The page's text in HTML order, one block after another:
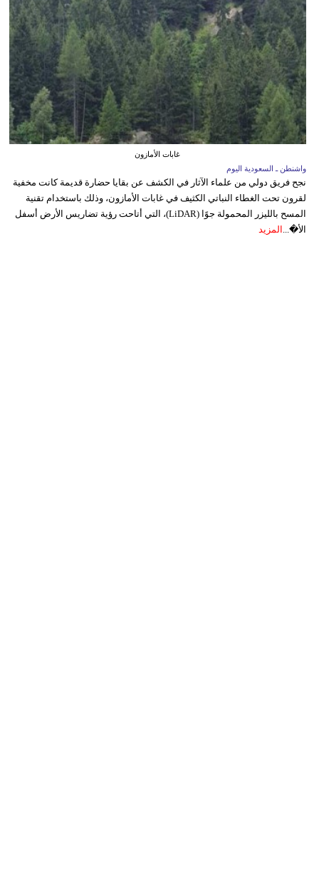
غابات الأمازون
واشنطن ـ السعودية اليوم
نجح فريق دولي من علماء الآثار في الكشف عن بقايا حضارة قديمة كانت مخفية
لقرون تحت الغطاء النباتي الكثيف في غابات الأمازون، وذلك باستخدام تقنية
المسح بالليزر المحمولة جوًا (LiDAR)، التي أتاحت رؤية تضاريس الأرض أسفل
الأ�... المزيد